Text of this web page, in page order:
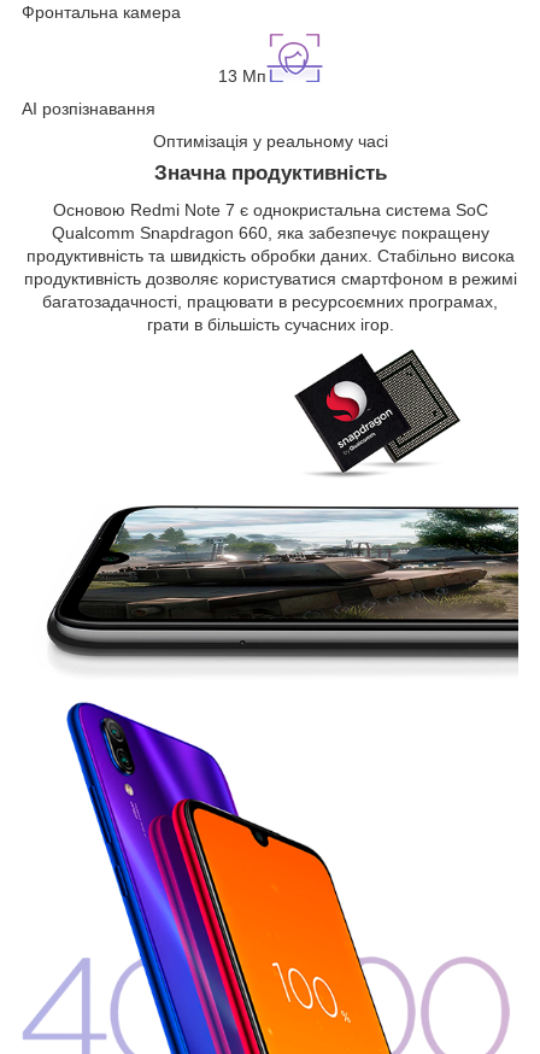
Фронтальна камера
13 Мп
AI розпізнавання
Оптимізація у реальному часі
Значна продуктивність
Основою Redmi Note 7 є однокристальна система SoC
Qualcomm Snapdragon 660, яка забезпечує покращену
продуктивність та швидкість обробки даних. Стабільно висока
продуктивність дозволяє користуватися смартфоном в режимі
багатозадачності, працювати в ресурсоємних програмах,
грати в більшість сучасних ігор.